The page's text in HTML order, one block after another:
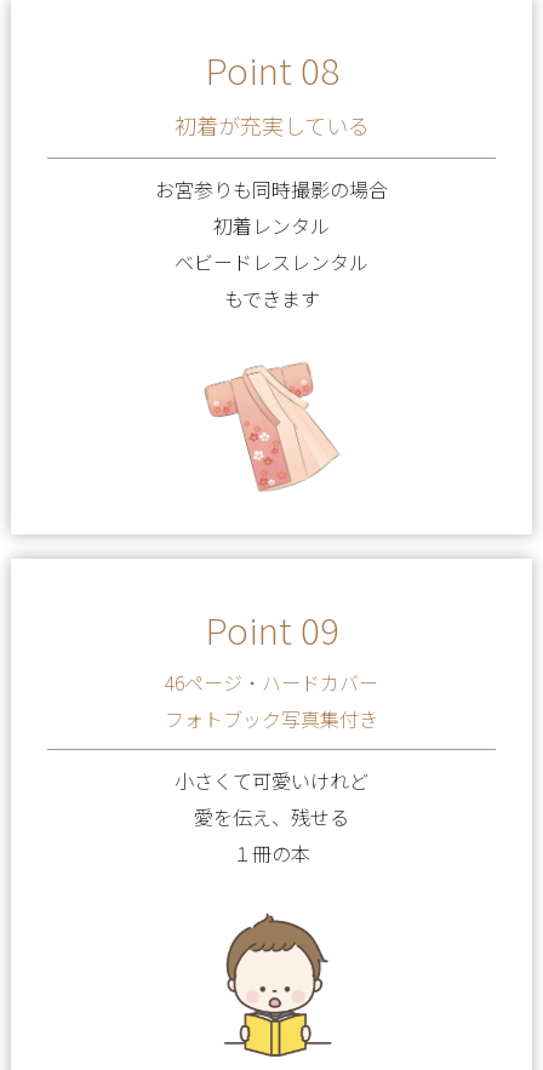
Point 08
初着が充実している
お宮参りも同時撮影の場合
初着レンタル
ベビードレスレンタル
もできます
Point 09
46ページ・ハードカバー
フォトブック写真集付き
小さくて可愛いけれど
愛を伝え、残せる
１冊の本